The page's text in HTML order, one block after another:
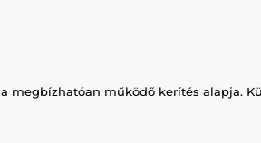
megbízhatóan működő kerítés alapja.